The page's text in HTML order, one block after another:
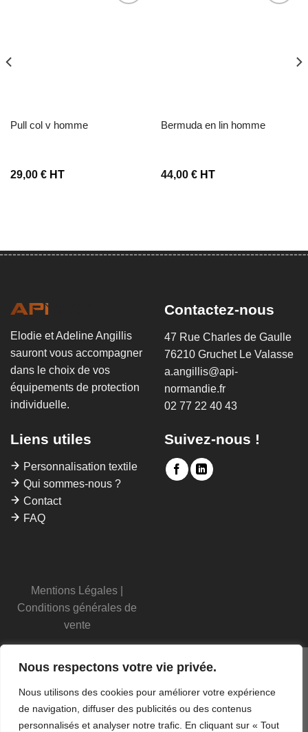
Nous respectons votre vie privée.
Nous utilisons des cookies pour améliorer votre expérience
de navigation, diffuser des publicités ou des contenus
personnalisés et analyser notre trafic. En cliquant sur « Tout
pull col v homme
29,00 €HT
bermuda en lin homme
44,00 €HT
Elodie et Adeline Angillis
sauront vous accompagner
dans le choix de vos
équipements de protection
individuelle.
Contactez-nous
47 Rue Charles de Gaulle
76210 Gruchet Le Valasse
a.angillis@api-
normandie.fr
02 77 22 40 43
Liens utiles
Personnalisation textile
Qui sommes-nous ?
Contact
FAQ
Suivez-nous !
Mentions Légales
Conditions générales de
vente